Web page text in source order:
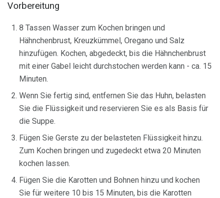
Vorbereitung
8 Tassen Wasser zum Kochen bringen und
Hähnchenbrust, Kreuzkümmel, Oregano und Salz
hinzufügen. Kochen, abgedeckt, bis die Hähnchenbrust
mit einer Gabel leicht durchstochen werden kann - ca. 15
Minuten.
Wenn Sie fertig sind, entfernen Sie das Huhn, belasten
Sie die Flüssigkeit und reservieren Sie es als Basis für
die Suppe.
Fügen Sie Gerste zu der belasteten Flüssigkeit hinzu.
Zum Kochen bringen und zugedeckt etwa 20 Minuten
kochen lassen.
Fügen Sie die Karotten und Bohnen hinzu und kochen
Sie für weitere 10 bis 15 Minuten, bis die Karotten